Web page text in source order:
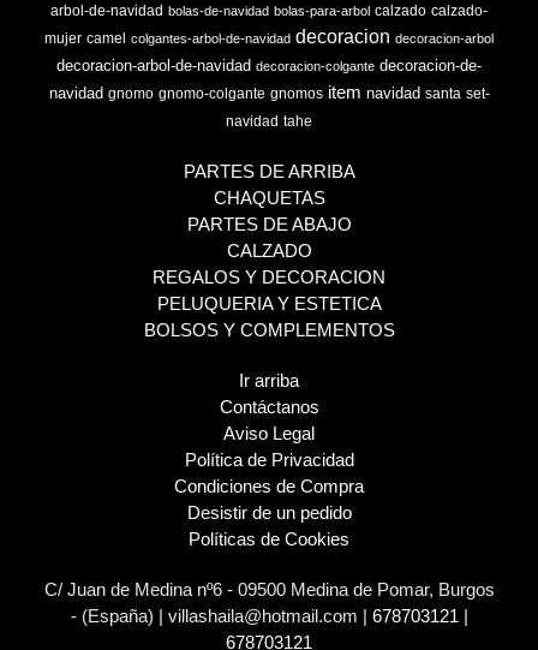
arbol-de-navidad bolas-de-navidad bolas-para-arbol calzado calzado-
mujer camel colgantes-arbol-de-navidad decoracion decoracion-arbol
decoracion-arbol-de-navidad decoracion-colgante decoracion-de-
navidad gnomo gnomo-colgante gnomos item navidad santa set-
navidad tahe
PARTES DE ARRIBA
CHAQUETAS
PARTES DE ABAJO
CALZADO
REGALOS Y DECORACION
PELUQUERIA Y ESTETICA
BOLSOS Y COMPLEMENTOS
Ir arriba
Contáctanos
Aviso Legal
Política de Privacidad
Condiciones de Compra
Desistir de un pedido
Políticas de Cookies
C/ Juan de Medina nº6 - 09500 Medina de Pomar, Burgos
- (España) | villashaila@hotmail.com | 678703121 |
678703121